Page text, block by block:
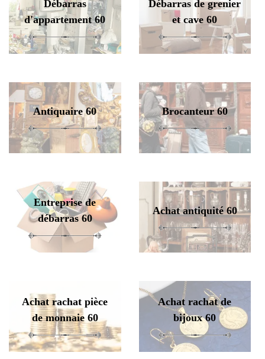
Débarras
d'appartement 60
Débarras de grenier
et cave 60
Antiquaire 60 Brocanteur 60
Entreprise de
débarras 60
Achat antiquité 60
Achat rachat pièce
de monnaie 60
Achat rachat de
bijoux 60